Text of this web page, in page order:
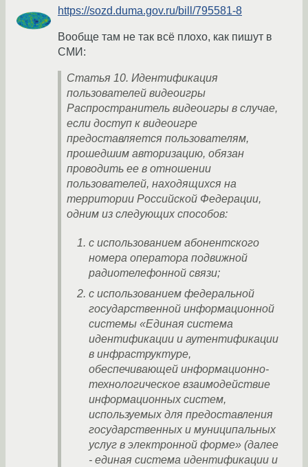
https://sozd.duma.gov.ru/bill/795581-8
Вообще там не так всё плохо, как пишут в
СМИ:
Статья 10. Идентификация
пользователей видеоигры
Распространитель видеоигры в случае,
если доступ к видеоигре
предоставляется пользователям,
прошедшим авторизацию, обязан
проводить ее в отношении
пользователей, находящихся на
территории Российской Федерации,
одним из следующих способов:
с использованием абонентского
номера оператора подвижной
радиотелефонной связи;
с использованием федеральной
государственной информационной
системы «Единая система
идентификации и аутентификации
в инфраструктуре,
обеспечивающей информационно-
технологическое взаимодействие
информационных систем,
используемых для предоставления
государственных и муниципальных
услуг в электронной форме» (далее
- единая система идентификации и